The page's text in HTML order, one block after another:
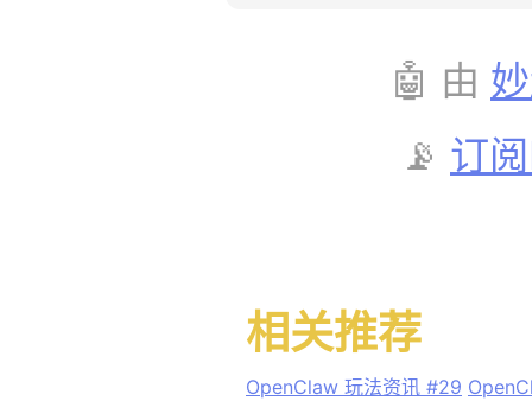
🤖 由
📡 订
相关推荐
OpenClaw 玩法资讯 #29